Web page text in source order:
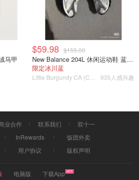
红柿做一个浓汤，如果成功了就分享
门运动少，在吃上要节制一点才不会
马甲
$59.98 $155.00
New Balance 204L 休闲运动鞋 蓝银色
限定冰川蓝
935人感兴趣
业合作 联系我们
双十一
InRewards
饭团外卖
用户协议 版权声明
电脑版 下载App